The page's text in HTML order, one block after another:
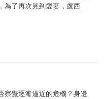
為了再次見到愛妻，盧西
察覺逐漸逼近的危機？身邊